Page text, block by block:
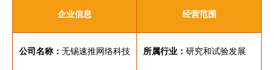
企业信息 经营范围
公司名称： 无锡速推网络科技 所属行业： 研究和试验发展